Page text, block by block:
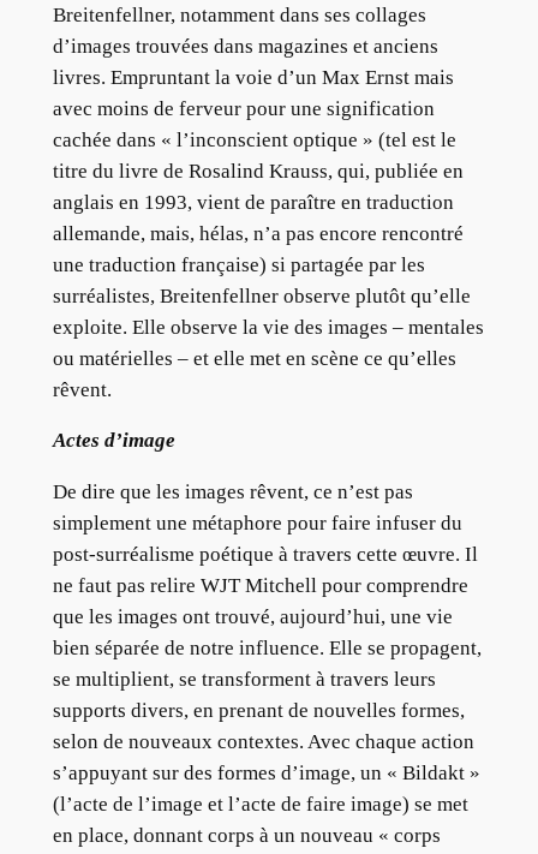
Breitenfellner, notamment dans ses collages
d’images trouvées dans magazines et anciens
livres. Empruntant la voie d’un Max Ernst mais
avec moins de ferveur pour une signification
cachée dans « l’inconscient optique » (tel est le
titre du livre de Rosalind Krauss, qui, publiée en
anglais en 1993, vient de paraître en traduction
allemande, mais, hélas, n’a pas encore rencontré
une traduction française) si partagée par les
surréalistes, Breitenfellner observe plutôt qu’elle
exploite. Elle observe la vie des images – mentales
ou matérielles – et elle met en scène ce qu’elles
rêvent.
Actes d’image
De dire que les images rêvent, ce n’est pas
simplement une métaphore pour faire infuser du
post-surréalisme poétique à travers cette œuvre. Il
ne faut pas relire WJT Mitchell pour comprendre
que les images ont trouvé, aujourd’hui, une vie
bien séparée de notre influence. Elle se propagent,
se multiplient, se transforment à travers leurs
supports divers, en prenant de nouvelles formes,
selon de nouveaux contextes. Avec chaque action
s’appuyant sur des formes d’image, un « Bildakt »
(l’acte de l’image et l’acte de faire image) se met
en place, donnant corps à un nouveau « corps